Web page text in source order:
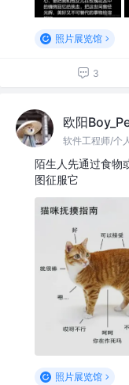
照片展览馆
3
欧阳
陌生人先通过食物
图征服它
照片展览馆